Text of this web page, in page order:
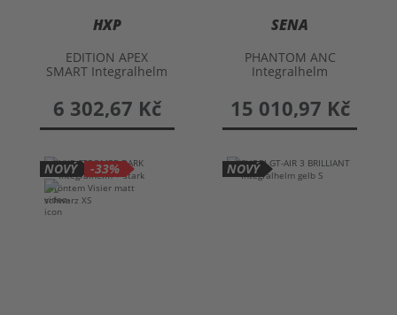
HXP
EDITION APEX
SMART Integralhelm
6 302,67 Kč
SENA
PHANTOM ANC
Integralhelm
15 010,97 Kč
NOVÝ -33% NOVÝ